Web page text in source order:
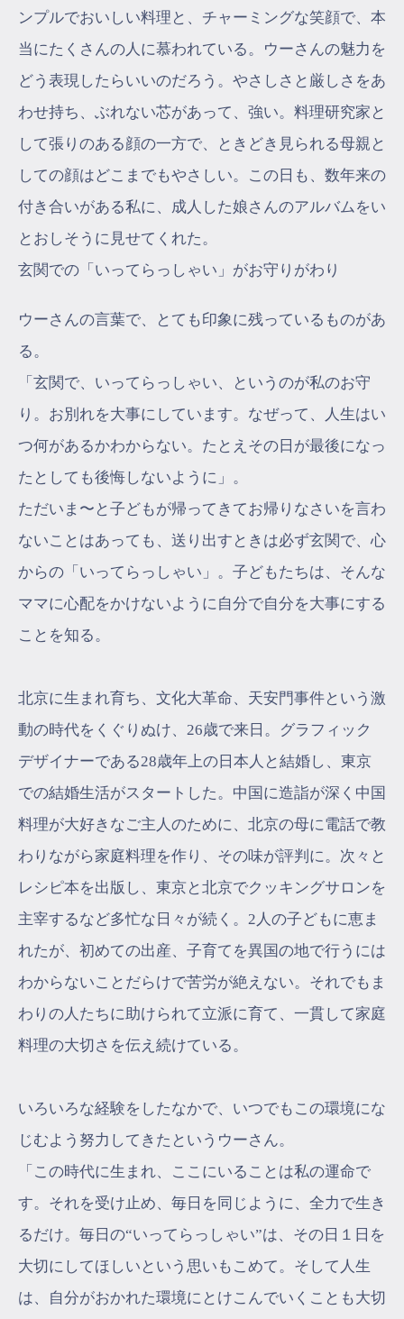
ンプルでおいしい料理と、チャーミングな笑顔で、本
当にたくさんの人に慕われている。ウーさんの魅力を
どう表現したらいいのだろう。やさしさと厳しさをあ
わせ持ち、ぶれない芯があって、強い。料理研究家と
して張りのある顔の一方で、ときどき見られる母親と
しての顔はどこまでもやさしい。この日も、数年来の
付き合いがある私に、成人した娘さんのアルバムをい
とおしそうに見せてくれた。
玄関での「いってらっしゃい」がお守りがわり
ウーさんの言葉で、とても印象に残っているものがあ
る。
「玄関で、いってらっしゃい、というのが私のお守
り。お別れを大事にしています。なぜって、人生はい
つ何があるかわからない。たとえその日が最後になっ
たとしても後悔しないように」。
ただいま〜と子どもが帰ってきてお帰りなさいを言わ
ないことはあっても、送り出すときは必ず玄関で、心
からの「いってらっしゃい」。子どもたちは、そんな
ママに心配をかけないように自分で自分を大事にする
ことを知る。
北京に生まれ育ち、文化大革命、天安門事件という激
動の時代をくぐりぬけ、26歳で来日。グラフィック
デザイナーである28歳年上の日本人と結婚し、東京
での結婚生活がスタートした。中国に造詣が深く中国
料理が大好きなご主人のために、北京の母に電話で教
わりながら家庭料理を作り、その味が評判に。次々と
レシピ本を出版し、東京と北京でクッキングサロンを
主宰するなど多忙な日々が続く。2人の子どもに恵ま
れたが、初めての出産、子育てを異国の地で行うには
わからないことだらけで苦労が絶えない。それでもま
わりの人たちに助けられて立派に育て、一貫して家庭
料理の大切さを伝え続けている。
いろいろな経験をしたなかで、いつでもこの環境にな
じむよう努力してきたというウーさん。
「この時代に生まれ、ここにいることは私の運命で
す。それを受け止め、毎日を同じように、全力で生き
るだけ。毎日の“いってらっしゃい”は、その日１日を
大切にしてほしいという思いもこめて。そして人生
は、自分がおかれた環境にとけこんでいくことも大切